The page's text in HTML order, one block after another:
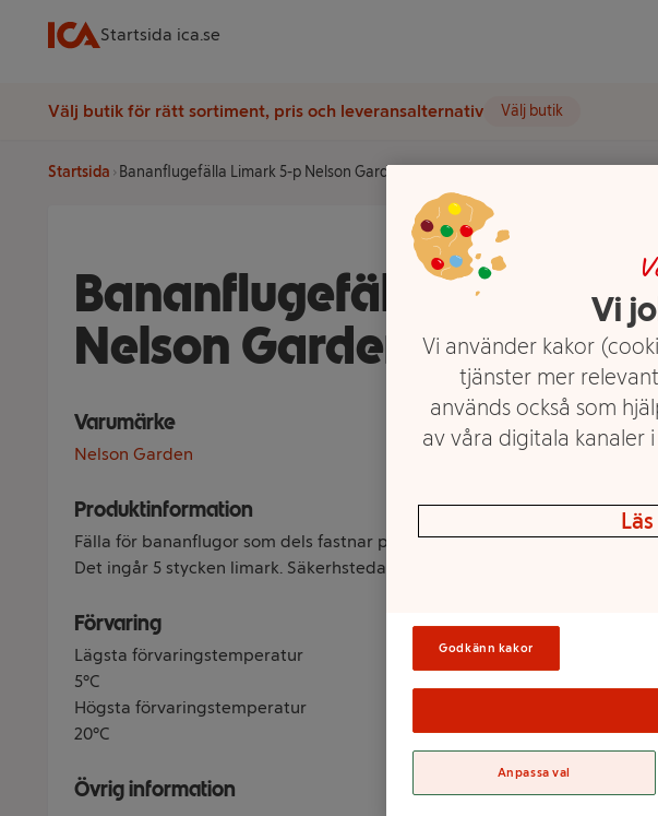
Startsida ica.se
Välj butik för rätt sortiment, pris och leveransalternativ Välj butik
Startsida Bananflugefälla Limark 5-p Nelson Garden
Bananflugefälla Limark
Nelson Garden
Varumärke
Nelson Garden
Produktinformation
Fälla för bananflugor som dels fastnar på limarket, dels druknar i vätskan
Det ingår 5 stycken limark. Säkerhstedatablad lämnas på begäran.
Förvaring
Lägsta förvaringstemperatur
5°C
Högsta förvaringstemperatur
20°C
Övrig information
Vi
Vi använder kakor
tjänster mer
används också som
av våra digitala kanaler
Godkänn kakor
Anpassa val